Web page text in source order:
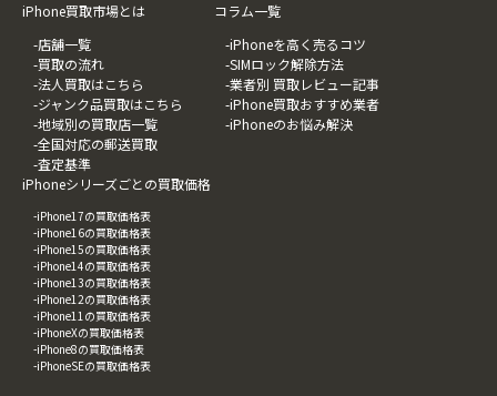
iPhone買取市場とは
-店舗一覧
-買取の流れ
-法人買取はこちら
-ジャンク品買取はこちら
-地域別の買取店一覧
-全国対応の郵送買取
-査定基準
コラム一覧
-iPhoneを高く売るコツ
-SIMロック解除方法
-業者別 買取レビュー記事
-iPhone買取おすすめ業者
-iPhoneのお悩み解決
iPhoneシリーズごとの買取価格
-iPhone17の買取価格表
-iPhone16の買取価格表
-iPhone15の買取価格表
-iPhone14の買取価格表
-iPhone13の買取価格表
-iPhone12の買取価格表
-iPhone11の買取価格表
-iPhoneXの買取価格表
-iPhone8の買取価格表
-iPhoneSEの買取価格表